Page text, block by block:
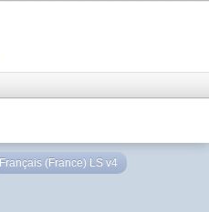
Français (France) LS v4